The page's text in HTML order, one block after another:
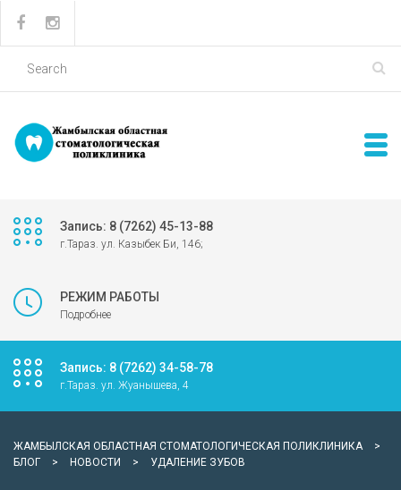
Запись: 8 (7262) 45-13-88
г.Тараз. ул. Казыбек Би, 146;
РЕЖИМ РАБОТЫ
Подробнее
Запись: 8 (7262) 34-58-78
г.Тараз. ул. Жуанышева, 4
ЖАМБЫЛСКАЯ ОБЛАСТНАЯ СТОМАТОЛОГИЧЕСКАЯ ПОЛИКЛИНИКА
>
БЛОГ
> НОВОСТИ > УДАЛЕНИЕ ЗУБОВ